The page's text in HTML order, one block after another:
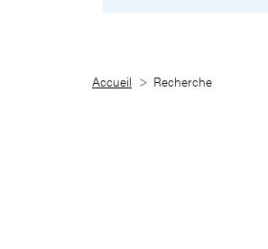
Recherche
Accueil Recherche